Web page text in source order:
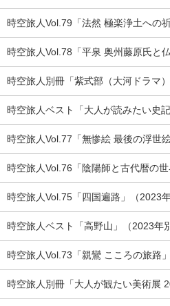
時空旅人Vol.79「法然 極楽浄土への祈
時空旅人Vol.78「平泉 奥州藤原氏と仏
時空旅人別冊「紫式部（大河ドラマ）
時空旅人ベスト「大人が読みたい史
時空旅人Vol.77「無惨絵 最後の浮世絵
時空旅人Vol.76「陰陽師と古代暦の世
時空旅人Vol.75「四国遍路」（2023年
時空旅人ベスト「高野山」（2023年
時空旅人Vol.73「親鸞 こころの旅路
時空旅人別冊「大人が観たい美術展